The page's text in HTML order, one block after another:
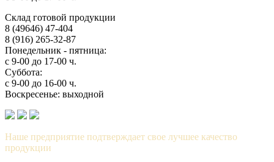
Склад готовой продукции
8 (49646) 47-404
8 (916) 265-32-87
Понедельник - пятница:
с 9-00 до 17-00 ч.
Суббота:
с 9-00 до 16-00 ч.
Воскресенье: выходной
Наше предприятие подтверждает свое лучшее качество
продукции